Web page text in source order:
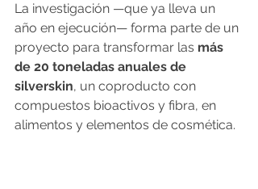
La investigación —que ya lleva un
año en ejecución— forma parte de un
proyecto para transformar las más
de 20 toneladas anuales de
silverskin, un coproducto con
compuestos bioactivos y fibra, en
alimentos y elementos de cosmética.